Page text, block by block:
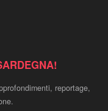
reportage,